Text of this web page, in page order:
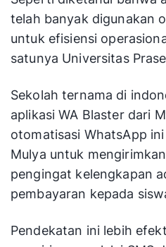
Rahasia
Universitas
dengan WA
Seperti diketahui bahwa
telah banyak digunakan
untuk efisiensi
satunya Universitas
Sekolah ternama di
otomatisasi WhatsApp ini